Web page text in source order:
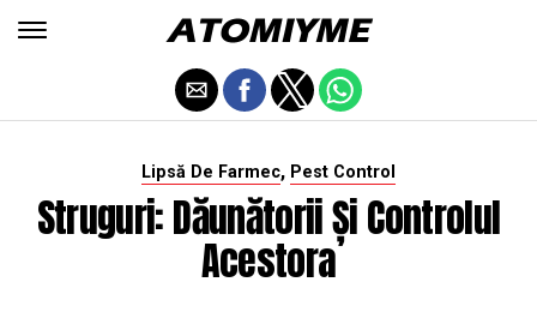
Lipsă De Farmec, Pest Control
Struguri: Dăunătorii Și Controlul
Acestora